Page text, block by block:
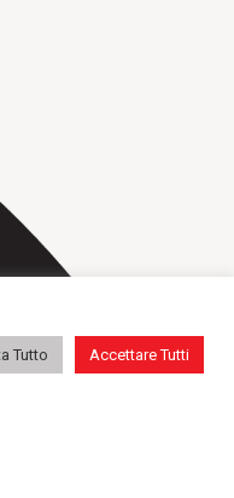
Tutto Accettare Tutti